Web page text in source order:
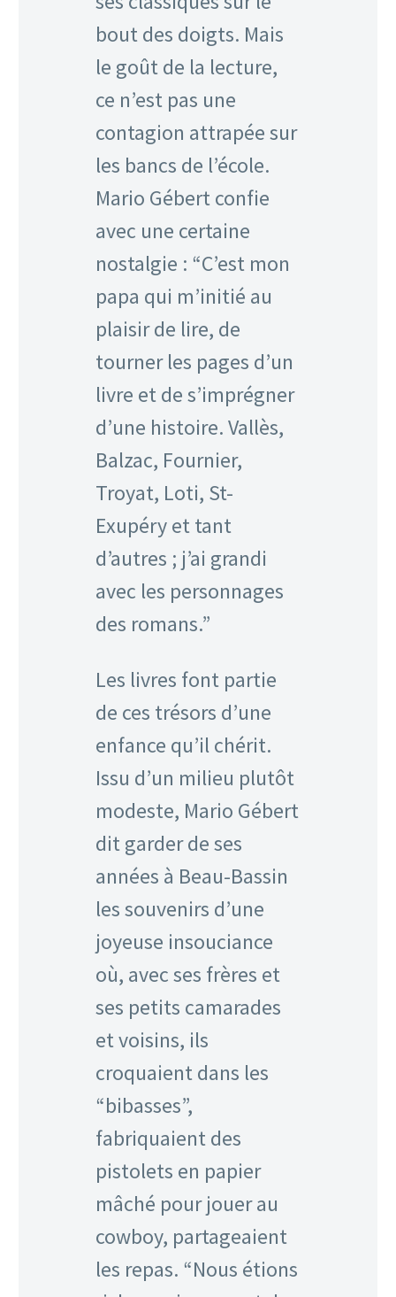
bout des doigts. Mais
le goût de la lecture,
ce n’est pas une
contagion attrapée sur
les bancs de l’école.
Mario Gébert confie
avec une certaine
nostalgie : “C’est mon
papa qui m’initié au
plaisir de lire, de
tourner les pages d’un
livre et de s’imprégner
d’une histoire. Vallès,
Balzac, Fournier,
Troyat, Loti, St-
Exupéry et tant
d’autres ; j’ai grandi
avec les personnages
des romans.”
Les livres font partie
de ces trésors d’une
enfance qu’il chérit.
Issu d’un milieu plutôt
modeste, Mario Gébert
dit garder de ses
années à Beau-Bassin
les souvenirs d’une
joyeuse insouciance
où, avec ses frères et
ses petits camarades
et voisins, ils
croquaient dans les
“bibasses”,
fabriquaient des
pistolets en papier
mâché pour jouer au
cowboy, partageaient
les repas. “Nous étions